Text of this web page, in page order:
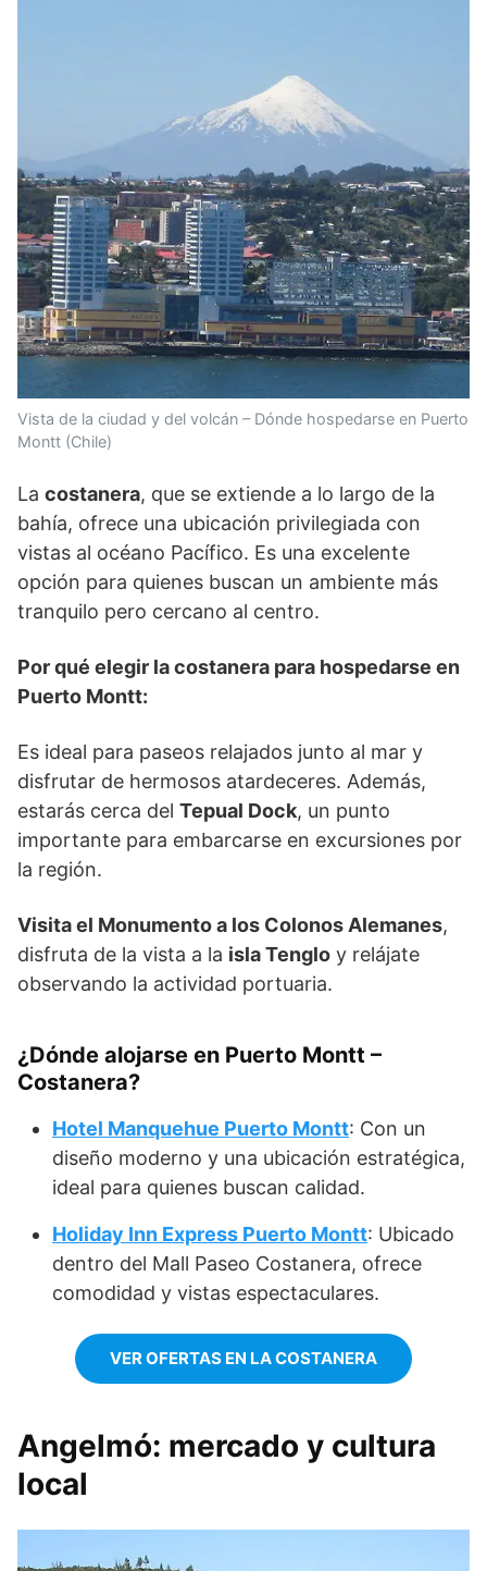
Vista de la ciudad y del volcán – Dónde hospedarse en Puerto
Montt (Chile)
La costanera, que se extiende a lo largo de la
bahía, ofrece una ubicación privilegiada con
vistas al océano Pacífico. Es una excelente
opción para quienes buscan un ambiente más
tranquilo pero cercano al centro.
Por qué elegir la costanera para hospedarse en
Puerto Montt:
Es ideal para paseos relajados junto al mar y
disfrutar de hermosos atardeceres. Además,
estarás cerca del Tepual Dock, un punto
importante para embarcarse en excursiones por
la región.
Visita el Monumento a los Colonos Alemanes,
disfruta de la vista a la isla Tenglo y relájate
observando la actividad portuaria.
¿Dónde alojarse en Puerto Montt –
Costanera?
Hotel Manquehue Puerto Montt: Con un
diseño moderno y una ubicación estratégica,
ideal para quienes buscan calidad.
Holiday Inn Express Puerto Montt: Ubicado
dentro del Mall Paseo Costanera, ofrece
comodidad y vistas espectaculares.
VER OFERTAS EN LA COSTANERA
Angelmó: mercado y cultura
local